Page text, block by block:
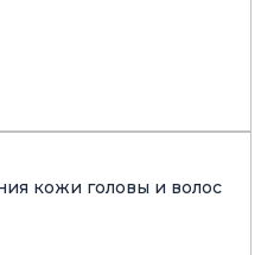
кожи головы и волос